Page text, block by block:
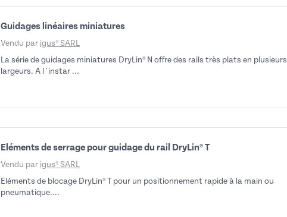
Guidages linéaires miniatures
Vendu par igus® SARL
La série de guidages miniatures DryLin® N offre des rails très plats en plusieurs
largeurs. A l´instar ...
Eléments de serrage pour guidage du rail DryLin® T
Vendu par igus® SARL
Eléments de blocage DryLin® T pour un positionnement rapide à la main ou
pneumatique....